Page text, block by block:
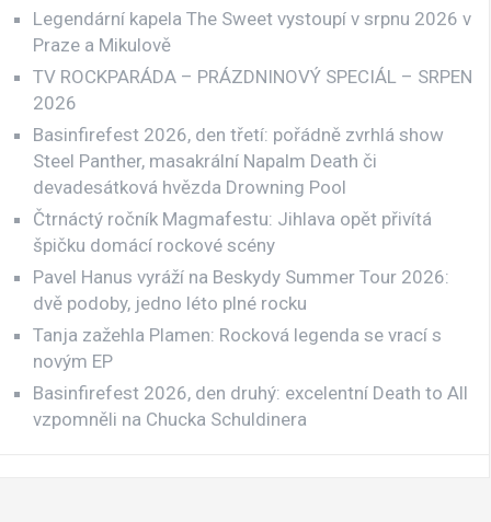
Legendární kapela The Sweet vystoupí v srpnu 2026 v
Praze a Mikulově
TV ROCKPARÁDA – PRÁZDNINOVÝ SPECIÁL – SRPEN
2026
Basinfirefest 2026, den třetí: pořádně zvrhlá show
Steel Panther, masakrální Napalm Death či
devadesátková hvězda Drowning Pool
Čtrnáctý ročník Magmafestu: Jihlava opět přivítá
špičku domácí rockové scény
Pavel Hanus vyráží na Beskydy Summer Tour 2026:
dvě podoby, jedno léto plné rocku
Tanja zažehla Plamen: Rocková legenda se vrací s
novým EP
Basinfirefest 2026, den druhý: excelentní Death to All
vzpomněli na Chucka Schuldinera